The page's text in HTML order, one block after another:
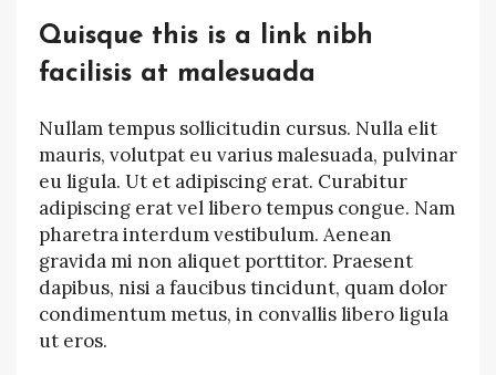
Quisque this is a link nibh
facilisis at malesuada
Nullam tempus sollicitudin cursus. Nulla elit
mauris, volutpat eu varius malesuada, pulvinar
eu ligula. Ut et adipiscing erat. Curabitur
adipiscing erat vel libero tempus congue. Nam
pharetra interdum vestibulum. Aenean
gravida mi non aliquet porttitor. Praesent
dapibus, nisi a faucibus tincidunt, quam dolor
condimentum metus, in convallis libero ligula
ut eros.